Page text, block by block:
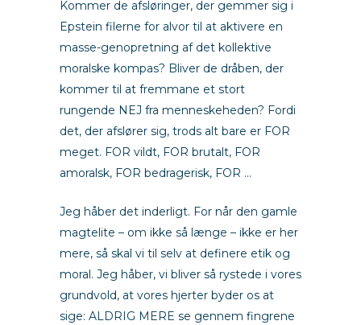
Kommer de afsløringer, der gemmer sig i
Epstein filerne for alvor til at aktivere en
masse-genopretning af det kollektive
moralske kompas? Bliver de dråben, der
kommer til at fremmane et stort
rungende NEJ fra menneskeheden? Fordi
det, der afslører sig, trods alt bare er FOR
meget. FOR vildt, FOR brutalt, FOR
amoralsk, FOR bedragerisk, FOR …
Jeg håber det inderligt. For når den gamle
magtelite – om ikke så længe – ikke er her
mere, så skal vi til selv at definere etik og
moral. Jeg håber, vi bliver så rystede i vores
grundvold, at vores hjerter byder os at
sige: ALDRIG MERE se gennem fingrene